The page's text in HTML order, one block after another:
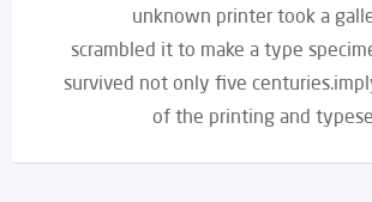
unknown printer took a
scrambled it to make a type
survived not only five
of the printing and